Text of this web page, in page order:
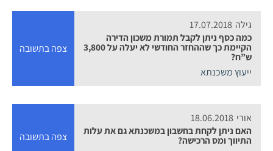
גילה 17.07.2018
כמה כסף ניתן לקבל תמורת משכון הדירה
הקיימת כך שההחזר החודשי לא יעלה על 3,800
ש”ח?
ייעוץ משכנתא
צפה בתשובה
אורי 18.06.2018
האם ניתן לקחת בחשבון במשכנתא גם את עלות
התיווך ומס הרכישה?
צפה בתשובה